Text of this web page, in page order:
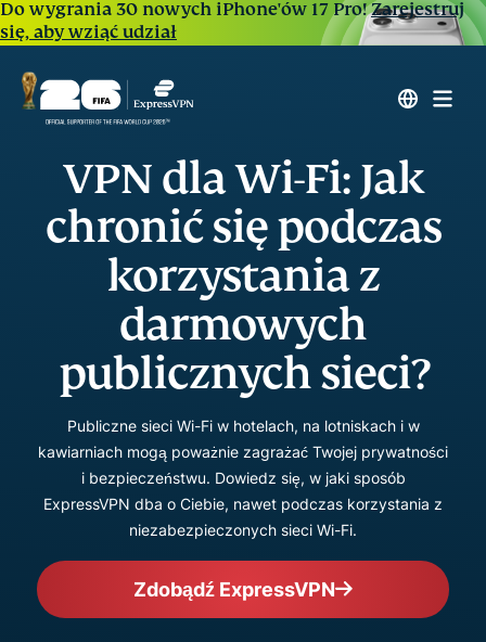
Do wygrania 30 nowych iPhone'ów 17 Pro!Zarejestruj
się, aby wziąć udział
VPN dla Wi-Fi: Jak
chronić się podczas
korzystania z
darmowych
publicznych sieci?
Publiczne sieci Wi-Fi w hotelach, na lotniskach i w
kawiarniach mogą poważnie zagrażać Twojej prywatności
i bezpieczeństwu. Dowiedz się, w jaki sposób
ExpressVPN dba o Ciebie, nawet podczas korzystania z
niezabezpieczonych sieci Wi-Fi.
Zdobądź ExpressVPN